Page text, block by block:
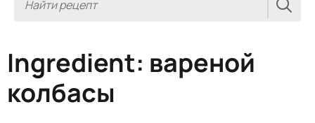
Ingredient: вареной
колбасы